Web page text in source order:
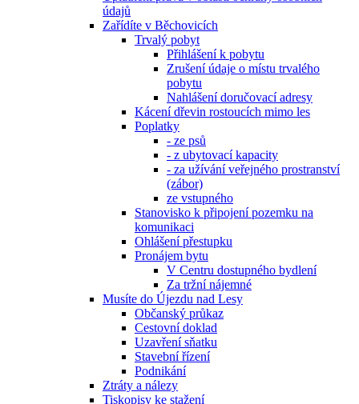
údajů
Zařídíte v Běchovicích
Trvalý pobyt
Přihlášení k pobytu
Zrušení údaje o místu trvalého
pobytu
Nahlášení doručovací adresy
Kácení dřevin rostoucích mimo les
Poplatky
- ze psů
- z ubytovací kapacity
- za užívání veřejného prostranství
(zábor)
ze vstupného
Stanovisko k připojení pozemku na
komunikaci
Ohlášení přestupku
Pronájem bytu
V Centru dostupného bydlení
Za tržní nájemné
Musíte do Újezdu nad Lesy
Občanský průkaz
Cestovní doklad
Uzavření sňatku
Stavební řízení
Podnikání
Ztráty a nálezy
Tiskopisy ke stažení